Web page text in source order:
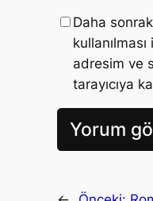
Daha
adresim ve
tarayıcıya